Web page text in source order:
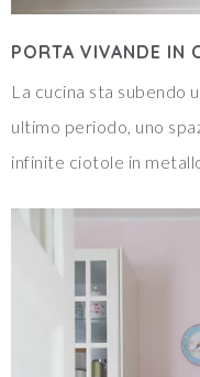
PORTA VIVANDE IN
La cucina sta subendo
ultimo periodo, uno
infinite ciotole in